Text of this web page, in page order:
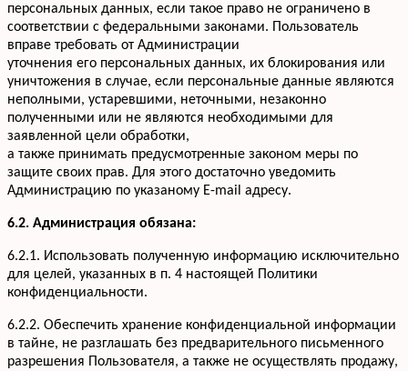
персональных данных, если такое право не ограничено в
соответствии с федеральными законами. Пользователь
вправе требовать от Администрации
уточнения его персональных данных, их блокирования или
уничтожения в случае, если персональные данные являются
неполными, устаревшими, неточными, незаконно
полученными или не являются необходимыми для
заявленной цели обработки,
а также принимать предусмотренные законом меры по
защите своих прав. Для этого достаточно уведомить
Администрацию по указаному E-mail адресу.
6.2. Администрация обязана:
6.2.1. Использовать полученную информацию исключительно
для целей, указанных в п. 4 настоящей Политики
конфиденциальности.
6.2.2. Обеспечить хранение конфиденциальной информации
в тайне, не разглашать без предварительного письменного
разрешения Пользователя, а также не осуществлять продажу,